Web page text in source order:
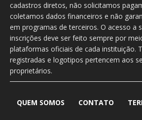
cadastros diretos, não solicitamos
coletamos dados financeiros e não
em programas de terceiros. O acesso a
inscrições deve ser feito sempre por
plataformas oficiais de cada instituição.
registradas e logotipos pertencem aos
proprietários.
QUEM SOMOS CONTATO